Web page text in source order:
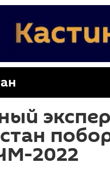
2022